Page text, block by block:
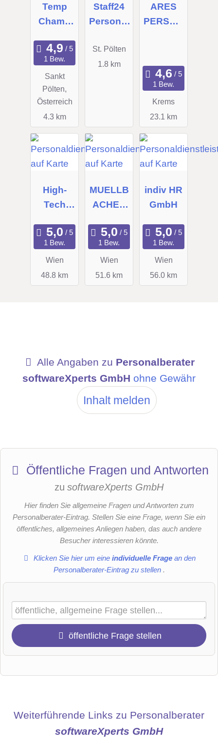
Temp
Champ
1 Bew.
Sankt
Pölten,
Österreich
4.3 km
Staff24
Personal
GmbH
St. Pölten
1.8 km
ARES
PERSON
1 Bew.
Krems
23.1 km
High-
Tech
bereitstel
lungs-
und
Technisc
1 Bew.
Wien
48.8 km
MUELLB
ACHER
beratung
1 Bew.
Wien
51.6 km
indiv HR
GmbH
1 Bew.
Wien
56.0 km
Alle Angaben zu Personalberater
softwareXperts GmbH ohne Gewähr
Inhalt melden
Öffentliche Fragen und Antworten
zu softwareXperts GmbH
Hier finden Sie allgemeine Fragen und Antworten zum
Personalberater-Eintrag. Stellen Sie eine Frage, wenn Sie ein
öffentliches, allgemeines Anliegen haben, das auch andere
Besucher interessieren könnte.
Klicken Sie hier um eineindividuelle Frage an den
Personalberater-Eintrag zu stellen .
öffentliche Frage stellen
Name
Weiterführende Links zu Personalberater
softwareXperts GmbH